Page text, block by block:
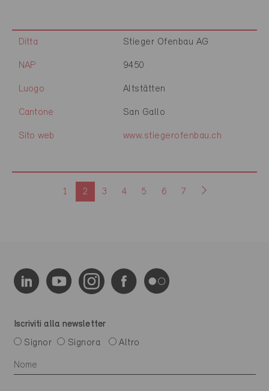
Ditta Stieger Ofenbau AG
NAP 9450
Luogo Altstätten
Cantone San Gallo
Sito web www.stiegerofenbau.ch
1 2 3 4 5 6 7
Iscriviti alla newsletter
Signor
Signora Altro